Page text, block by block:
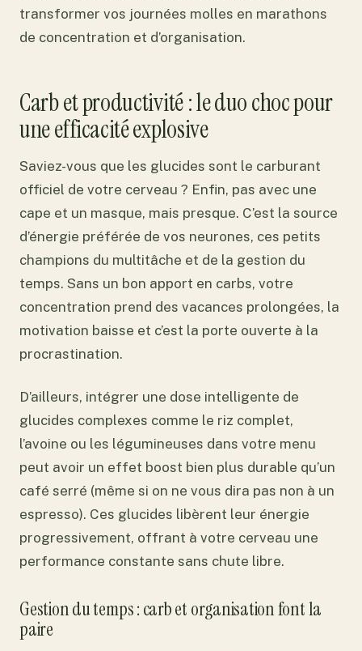
transformer vos journées molles en marathons
de concentration et d’organisation.
Carb et productivité : le duo choc pour
une efficacité explosive
Saviez-vous que les glucides sont le carburant
officiel de votre cerveau ? Enfin, pas avec une
cape et un masque, mais presque. C’est la source
d’énergie préférée de vos neurones, ces petits
champions du multitâche et de la gestion du
temps. Sans un bon apport en carbs, votre
concentration prend des vacances prolongées, la
motivation baisse et c’est la porte ouverte à la
procrastination.
D’ailleurs, intégrer une dose intelligente de
glucides complexes comme le riz complet,
l’avoine ou les légumineuses dans votre menu
peut avoir un effet boost bien plus durable qu’un
café serré (même si on ne vous dira pas non à un
espresso). Ces glucides libèrent leur énergie
progressivement, offrant à votre cerveau une
performance constante sans chute libre.
Gestion du temps : carb et organisation font la
paire